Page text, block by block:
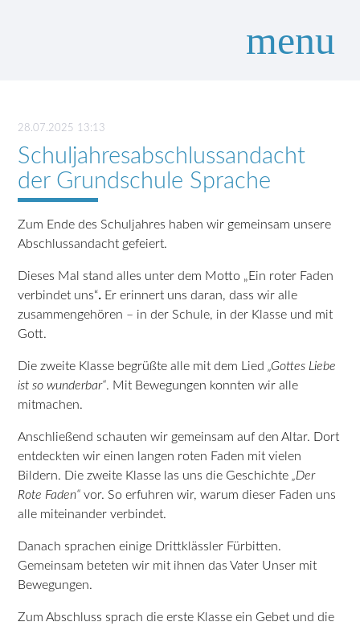
menu
Suchbegriffe
28.07.2025 13:13
Schuljahresabschlussandacht
der Grundschule Sprache
Zum Ende des Schuljahres haben wir gemeinsam unsere
Abschlussandacht gefeiert.
Dieses Mal stand alles unter dem Motto „Ein roter Faden
verbindet uns“. Er erinnert uns daran, dass wir alle
zusammengehören – in der Schule, in der Klasse und mit
Gott.
Die zweite Klasse begrüßte alle mit dem Lied „Gottes Liebe
ist so wunderbar“. Mit Bewegungen konnten wir alle
mitmachen.
Anschließend schauten wir gemeinsam auf den Altar. Dort
entdeckten wir einen langen roten Faden mit vielen
Bildern. Die zweite Klasse las uns die Geschichte „Der
Rote Faden“ vor. So erfuhren wir, warum dieser Faden uns
alle miteinander verbindet.
Danach sprachen einige Drittklässler Fürbitten.
Gemeinsam beteten wir mit ihnen das Vater Unser mit
Bewegungen.
Zum Abschluss sprach die erste Klasse ein Gebet und die